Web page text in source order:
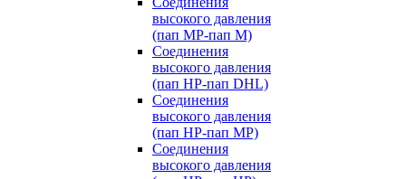
высокого давления
(пап MP-пап M)
Соединения
высокого давления
(пап HP-пап DHL)
Соединения
высокого давления
(пап HP-пап MP)
Соединения
высокого давления